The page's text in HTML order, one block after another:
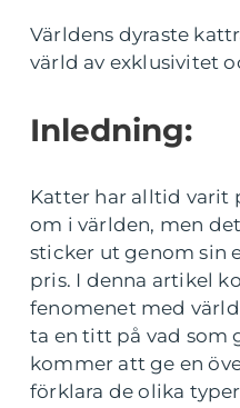
Världens dyraste
värld av exklusivitet
Inledning:
Katter har alltid varit
om i världen, men
sticker ut genom sin
pris. I denna artikel
fenomenet med
ta en titt på vad som
kommer att ge en
förklara de olika